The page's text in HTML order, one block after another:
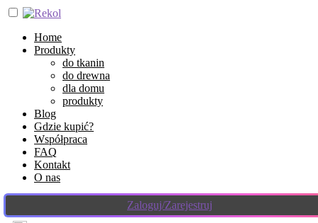
Home
Produkty
do tkanin
do drewna
dla domu
produkty
Blog
Gdzie kupić?
Współpraca
FAQ
Kontakt
O nas
Zaloguj/Zarejestruj